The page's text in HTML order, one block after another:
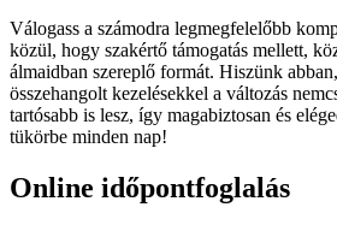
Válogass a számodra legmegfelelőbb
közül, hogy szakértő támogatás mellett,
álmaidban szereplő formát. Hiszünk
összehangolt kezelésekkel a változás
tartósabb is lesz, így magabiztosan és
tükörbe minden nap!
Online időpontfoglalás